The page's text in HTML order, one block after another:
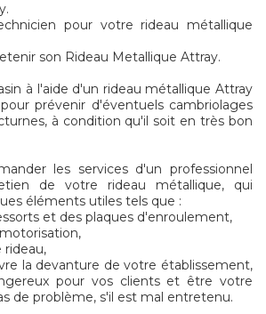
pour votre rideau métallique
son Rideau Metallique Attray.
à l'aide d'un rideau métallique Attray
prévenir d'éventuels cambriolages
à condition qu'il soit en très bon
les services d'un professionnel
de votre rideau métallique, qui
éléments utiles tels que :
et des plaques d'enroulement,
rideau,
la devanture de votre établissement,
pour vos clients et être votre
de problème, s'il est mal entretenu.